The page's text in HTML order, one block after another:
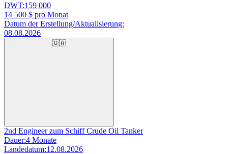
DWT:159 000
14 500 $ pro Monat
Datum der Erstellung/Aktualisierung:
08.08.2026
🇺🇦
2nd Engineer zum Schiff Crude Oil Tanker
Dauer:4 Monate
Landedatum:12.08.2026